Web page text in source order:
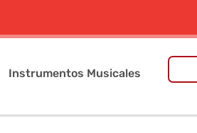
Instrumentos Musicales